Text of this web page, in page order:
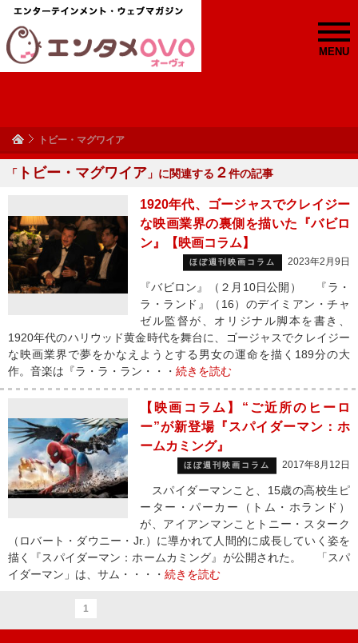
MENU
トビー・マグワイア
「 トビー・マグワイア 」に関連する ２件の記事
1920年代、ゴージャスでクレイジー
な映画業界の裏側を描いた『バビロ
ン』【映画コラム】
ほぼ週刊映画コラム 2023年2月9日
『バビロン』（２月10日公開） 『ラ・
ラ・ランド』（16）のデイミアン・チャ
ゼル監督が、オリジナル脚本を書き、
1920年代のハリウッド黄金時代を舞台に、ゴージャスでクレイジー
な映画業界で夢をかなえようとする男女の運命を描く189分の大
作。音楽は『ラ・ラ・ラン・・・ 続きを読む
【映画コラム】“ご近所のヒーロ
ー”が新登場『スパイダーマン：ホ
ームカミング』
ほぼ週刊映画コラム 2017年8月12日
スパイダーマンこと、15歳の高校生ピ
ーター・パーカー（トム・ホランド）
が、アイアンマンことトニー・スターク
（ロバート・ダウニー・Jr.）に導かれて人間的に成長していく姿を
描く『スパイダーマン：ホームカミング』が公開された。 「スパ
イダーマン」は、サム・・・・ 続きを読む
1